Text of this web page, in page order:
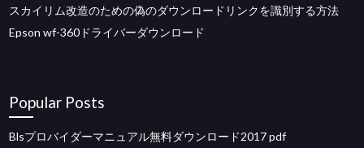
スカイリム改造のための偽のダウンロードリンクを識別する方法
Epson wf-360ドライバーダウンロード
Popular Posts
Blsプロバイダーマニュアル無料ダウンロード2017 pdf